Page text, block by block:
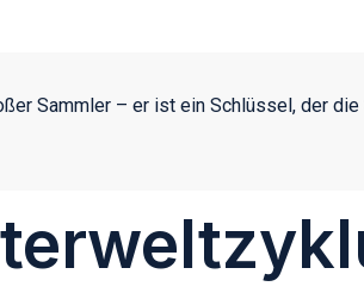
Sammler – er ist ein Schlüssel, der